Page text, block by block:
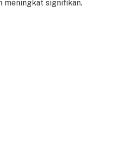
meningkat signifikan.